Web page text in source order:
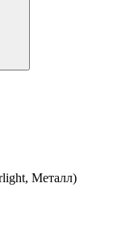
Металл)